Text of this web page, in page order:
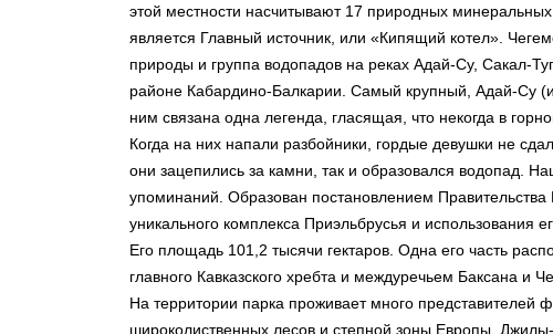
этой местности насчитывают 17 природных
является Главный источник, или «Кипящий котел».
природы и группа водопадов на реках Адай-Су, Сакал-
районе Кабардино-Балкарии. Самый крупный, Адай-Су
ним связана одна легенда, гласящая, что некогда в
Когда на них напали разбойники, гордые девушки не
они зацепились за камни, так и образовался водопад.
упоминаний. Образован постановлением Правительства
уникального комплекса Приэльбрусья и использования
Его площадь 101,2 тысячи гектаров. Одна его часть
главного Кавказского хребта и междуречьем Баксана и
На территории парка проживает много представителей
широколиственных лесов и степной зоны Европы.